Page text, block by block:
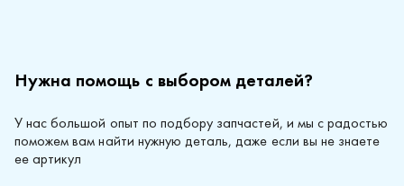
Нужна помощь с выбором деталей?
У нас большой опыт по подбору запчастей, и мы с радостью
поможем вам найти нужную деталь, даже если вы не знаете
ее артикул